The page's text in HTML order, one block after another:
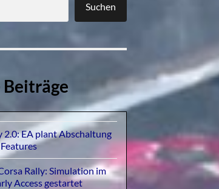
Suchen
Beiträge
2.0: EA plant Abschaltung
Rally: Simulation im
Access gestartet